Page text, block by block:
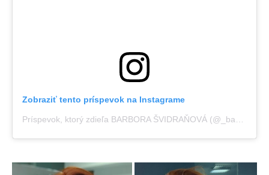
Zobraziť tento príspevok na Instagrame